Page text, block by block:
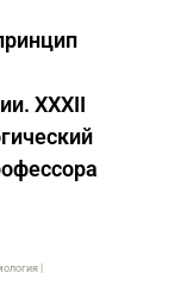
XXXII
|